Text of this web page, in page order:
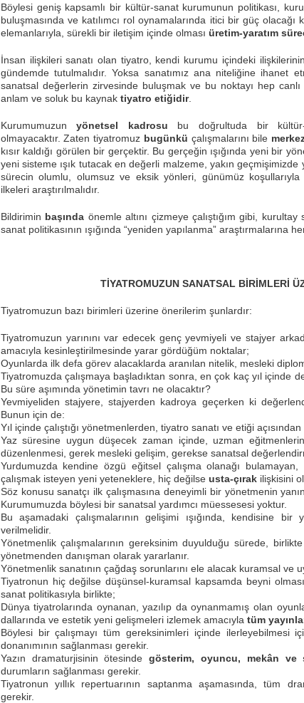
Böylesi geniş kapsamlı bir kültür-sanat kurumunun politikası,
buluşmasında ve katılımcı rol oynamalarında itici bir güç olacağı
elemanlarıyla, sürekli bir iletişim içinde olması üretim-yaratım
İnsan ilişkileri sanatı olan tiyatro, kendi kurumu içindeki
gündemde tutulmalıdır. Yoksa sanatımız ana niteliğine ihanet
sanatsal değerlerin zirvesinde buluşmak ve bu noktayı hep canlı
anlam ve soluk bu kaynak tiyatro etiğidir.
Kurumumuzunyönetsel kadrosu bu doğrultuda bir kültür-
olmayacaktır. Zaten tiyatromuz bugünkü çalışmalarını bile
kısır kaldığı görülen bir gerçektir. Bu gerçeğin ışığında yeni bir
yeni sisteme ışık tutacak en değerli malzeme, yakın geçmişimizde
sürecin olumlu, olumsuz ve eksik yönleri, günümüz
ilkeleri araştırılmalıdır.
Bildirimin başında önemle altını çizmeye çalıştığım gibi,
sanat politikasının ışığında “yeniden yapılanma” araştırmalarına
TİYATROMUZUN SANATSAL BİRİMLERİ
Tiyatromuzun bazı birimleri üzerine önerilerim şunlardır:
Tiyatromuzun yarınını var edecek genç yevmiyeli ve stajyer
amacıyla kesinleştirilmesinde yarar gördüğüm noktalar;
Oyunlarda ilk defa görev alacaklarda aranılan nitelik, mesleki
Tiyatromuzda çalışmaya başladıktan sonra, en çok kaç yıl içinde
Bu süre aşımında yönetimin tavrı ne olacaktır?
Yevmiyeliden stajyere, stajyerden kadroya geçerken ki
Bunun için de:
Yıl içinde çalıştığı yönetmenlerden, tiyatro sanatı ve etiği
Yaz süresine uygun düşecek zaman içinde, uzman
düzenlenmesi, gerek mesleki gelişim, gerekse sanatsal
Yurdumuzda kendine özgü eğitsel çalışma olanağı
çalışmak isteyen yeni yeteneklere, hiç değilse usta-çırakilişkisini
Söz konusu sanatçı ilk çalışmasına deneyimli bir yönetmenin
Kurumumuzda böylesi bir sanatsal yardımcı müessesesi yoktur.
Bu aşamadaki çalışmalarının gelişimi ışığında, kendisine
verilmelidir.
Yönetmenlik çalışmalarının gereksinim duyulduğu sürede,
yönetmenden danışman olarak yararlanır.
Yönetmenlik sanatının çağdaş sorunlarını ele alacak kuramsal ve
Tiyatronun hiç değilse düşünsel-kuramsal kapsamda beyni olması
sanat politikasıyla birlikte;
Dünya tiyatrolarında oynanan, yazılıp da oynanmamış olan
dallarında ve estetik yeni gelişmeleri izlemek amacıyla tüm
Böylesi bir çalışmayı tüm gereksinimleri içinde ilerleyebilmesi
donanımının sağlanması gerekir.
Yazın dramaturjisinin ötesindegösterim, oyuncu, mekân ve
durumların sağlanması gerekir.
Tiyatronun yıllık repertuarının saptanma aşamasında, tüm
gerekir.